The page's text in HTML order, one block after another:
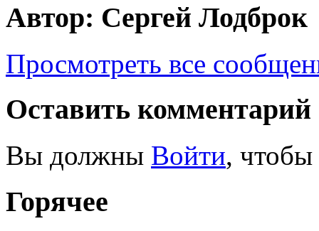
Автор: Сергей Лодброк
Просмотреть все
Оставить комментарий
Вы должны Войти, чтобы
Горячее